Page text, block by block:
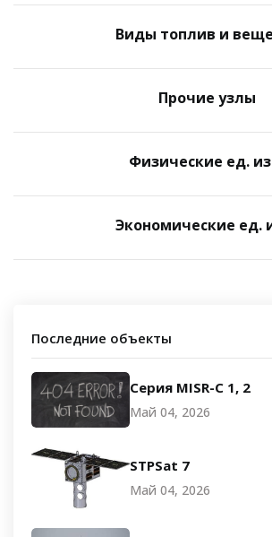
Виды топлив и
Прочие узлы
Физические ед.
Экономические ед.
Последние объекты
Серия MISR-C 1, 2
Май 04, 2026
STPSat 7
Май 04, 2026